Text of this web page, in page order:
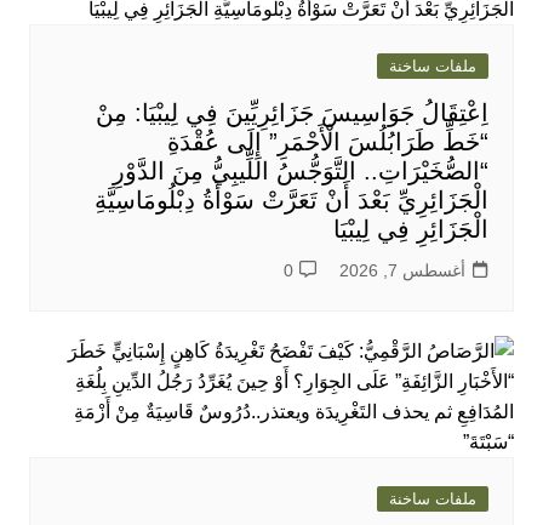
ملفات ساخنة
اِعْتِقَالُ جَوَاسِيسَ جَزَائِرِيِّينَ فِي لِيبْيَا: مِنْ
“خَطِّ طَرَابُلُسَ الْأَحْمَرِ” إِلَى عُقْدَةِ
“الصُّخَيْرَاتِ.. التَّوَجُّسُ اللِّيبِيُّ مِنَ الدَّوْرِ
الْجَزَائِرِيِّ بَعْدَ أَنْ تَعَرَّتْ سَوْأَةُ دِبْلُومَاسِيَّةِ
الْجَزَائِرِ فِي لِيبْيَا
أغسطس 7, 2026 0
ملفات ساخنة